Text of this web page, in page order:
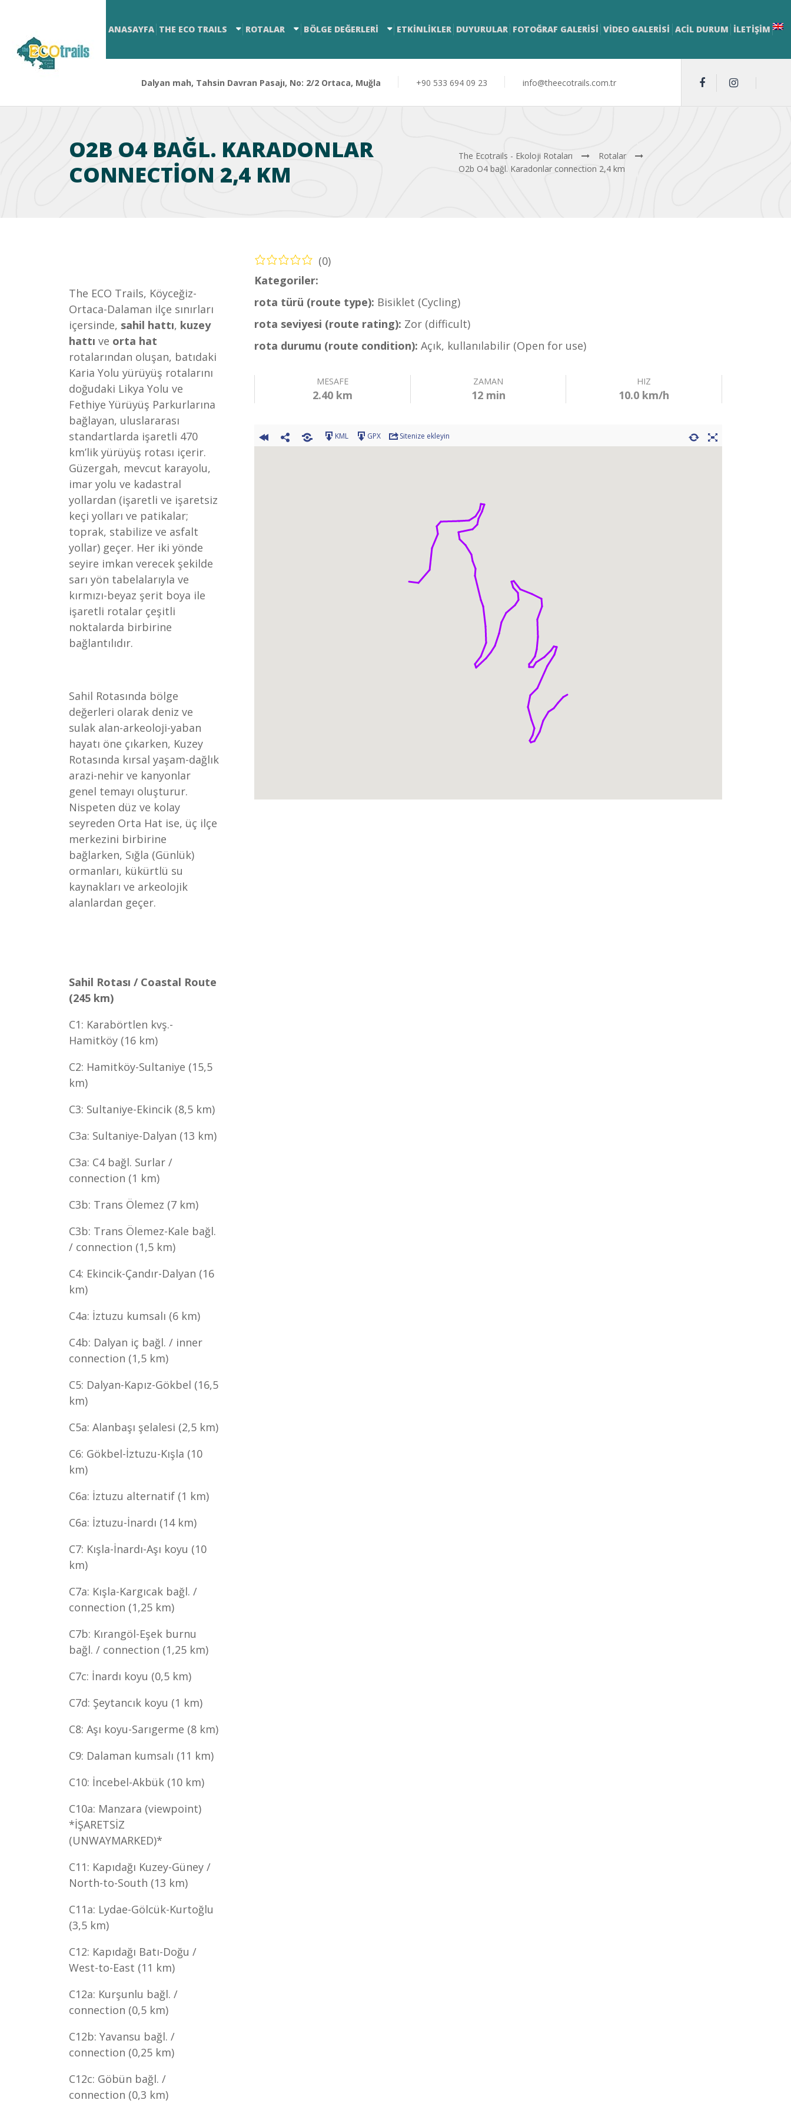
ANASAYFA THE ECO TRAILS ROTALAR BÖLGE DEĞERLERİ ETKİNLİKLER DUYURULAR FOTOĞRAF GALERİSİ VİDEO GALERİSİ ACİL DURUM İLETIŞIM
Dalyan mah, Tahsin Davran Pasajı, No: 2/2 Ortaca, Muğla +90 533 694 09 23 info@theecotrails.com.tr
O2B O4 BAĞL. KARADONLAR
CONNECTION 2,4 KM
The Ecotrails - Ekoloji Rotaları
Rotalar
O2b O4 bağl. Karadonlar connection 2,4 km
(0)
Kategoriler:
rota türü (route type): Bisiklet (Cycling)
rota seviyesi (route rating): Zor (difficult)
rota durumu (route condition): Açık, kullanılabilir (Open for use)
MESAFE
2.40 km
ZAMAN
12 min
HIZ
10.0 km/h
KML GPX Sitenize ekleyin
The ECO Trails, Köyceğiz-
Ortaca-Dalaman ilçe sınırları
içersinde, sahil hattı, kuzey
hattı ve orta hat
rotalarından oluşan, batıdaki
Karia Yolu yürüyüş rotalarını
doğudaki Likya Yolu ve
Fethiye Yürüyüş Parkurlarına
bağlayan, uluslararası
standartlarda işaretli 470
km’lik yürüyüş rotası içerir.
Güzergah, mevcut karayolu,
imar yolu ve kadastral
yollardan (işaretli ve işaretsiz
keçi yolları ve patikalar;
toprak, stabilize ve asfalt
yollar) geçer. Her iki yönde
seyire imkan verecek şekilde
sarı yön tabelalarıyla ve
kırmızı-beyaz şerit boya ile
işaretli rotalar çeşitli
noktalarda birbirine
bağlantılıdır.
Sahil Rotasında bölge
değerleri olarak deniz ve
sulak alan-arkeoloji-yaban
hayatı öne çıkarken, Kuzey
Rotasında kırsal yaşam-dağlık
arazi-nehir ve kanyonlar
genel temayı oluşturur.
Nispeten düz ve kolay
seyreden Orta Hat ise, üç ilçe
merkezini birbirine
bağlarken, Sığla (Günlük)
ormanları, kükürtlü su
kaynakları ve arkeolojik
alanlardan geçer.
Sahil Rotası / Coastal Route
(245 km)
C1: Karabörtlen kvş.-
Hamitköy (16 km)
C2: Hamitköy-Sultaniye (15,5
km)
C3: Sultaniye-Ekincik (8,5 km)
C3a: Sultaniye-Dalyan (13 km)
C3a: C4 bağl. Surlar /
connection (1 km)
C3b: Trans Ölemez (7 km)
C3b: Trans Ölemez-Kale bağl.
/ connection (1,5 km)
C4: Ekincik-Çandır-Dalyan (16
km)
C4a: İztuzu kumsalı (6 km)
C4b: Dalyan iç bağl. / inner
connection (1,5 km)
C5: Dalyan-Kapız-Gökbel (16,5
km)
C5a: Alanbaşı şelalesi (2,5 km)
C6: Gökbel-İztuzu-Kışla (10
km)
C6a: İztuzu alternatif (1 km)
C6a: İztuzu-İnardı (14 km)
C7: Kışla-İnardı-Aşı koyu (10
km)
C7a: Kışla-Kargıcak bağl. /
connection (1,25 km)
C7b: Kırangöl-Eşek burnu
bağl. / connection (1,25 km)
C7c: İnardı koyu (0,5 km)
C7d: Şeytancık koyu (1 km)
C8: Aşı koyu-Sarıgerme (8 km)
C9: Dalaman kumsalı (11 km)
C10: İncebel-Akbük (10 km)
C10a: Manzara (viewpoint)
*İŞARETSİZ
(UNWAYMARKED)*
C11: Kapıdağı Kuzey-Güney /
North-to-South (13 km)
C11a: Lydae-Gölcük-Kurtoğlu
(3,5 km)
C12: Kapıdağı Batı-Doğu /
West-to-East (11 km)
C12a: Kurşunlu bağl. /
connection (0,5 km)
C12b: Yavansu bağl. /
connection (0,25 km)
C12c: Göbün bağl. /
connection (0,3 km)